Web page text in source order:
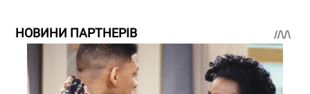
НОВИНИ ПАРТНЕРІВ